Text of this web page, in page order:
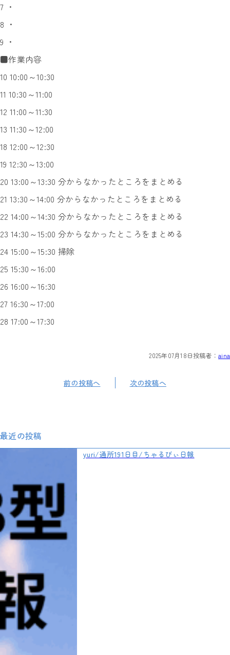
7 ・
8 ・
9 ・
■作業内容
10 10:00～10:30
11 10:30～11:00
12 11:00～11:30
13 11:30～12:00
18 12:00～12:30
19 12:30～13:00
20 13:00～13:30 分からなかったところをまとめる
21 13:30～14:00 分からなかったところをまとめる
22 14:00～14:30 分からなかったところをまとめる
23 14:30～15:00 分からなかったところをまとめる
24 15:00～15:30 掃除
25 15:30～16:00
26 16:00～16:30
27 16:30～17:00
28 17:00～17:30
2025年07月18日投稿者：aina
前の投稿へ 次の投稿へ
最近の投稿
yuri/通所191日目/ちゃるびぃ日報